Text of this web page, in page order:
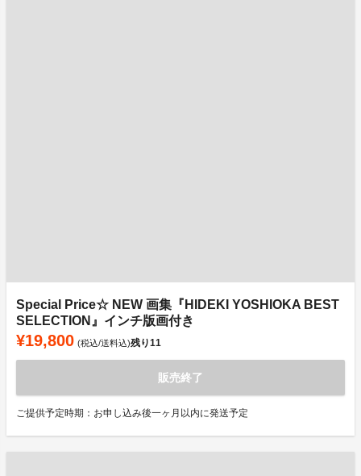
Special Price☆ NEW 画集『HIDEKI YOSHIOKA BEST
SELECTION』インチ版画付き
¥19,800 (税込/送料込)残り11
販売終了
ご提供予定時期：お申し込み後一ヶ月以内に発送予定